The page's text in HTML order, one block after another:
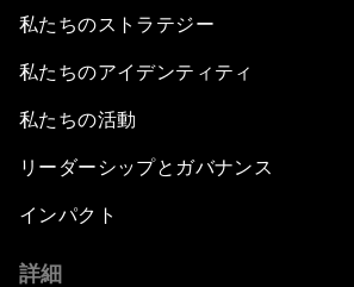
私たちのストラテジー
私たちのアイデンティティ
私たちの活動
リーダーシップとガバナンス
インパクト
詳細